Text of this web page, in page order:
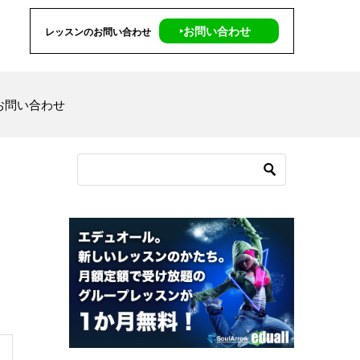
レッスンのお問い合わせ ‣お問い合わせ
問い合わせ